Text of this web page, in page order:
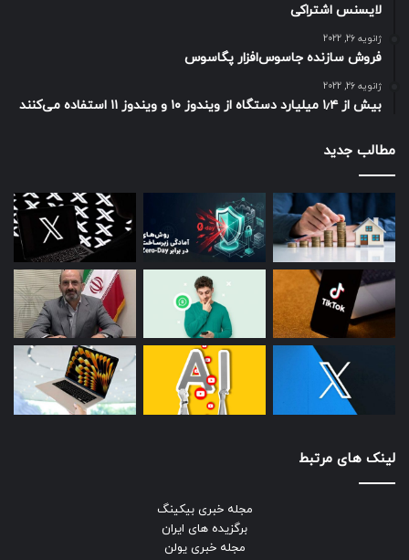
لایسنس اشتراکی
ژانویه 26, 2022
فروش سازنده جاسوس‌افزار پگاسوس
ژانویه 26, 2022
بیش از ۱٫۴ میلیارد دستگاه از ویندوز ۱۰ و ویندوز ۱۱ استفاده می‌کنند
مطالب جدید
لینک های مرتبط
مجله خبری بیکینگ
برگزیده های ایران
مجله خبری یولن